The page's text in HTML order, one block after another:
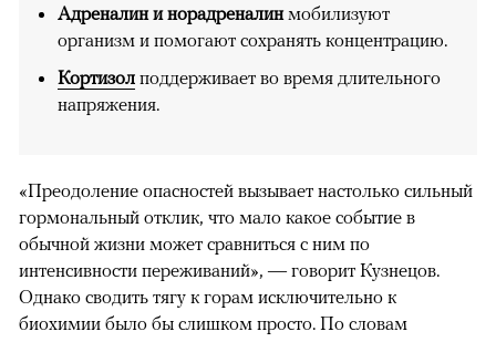
Адреналин и норадреналинмобилизуют
организм и помогают сохранять концентрацию.
Кортизол поддерживает во время длительного
напряжения.
«Преодоление опасностей вызывает настолько сильный
гормональный отклик, что мало какое событие в
обычной жизни может сравниться с ним по
интенсивности переживаний», — говорит Кузнецов.
Однако сводить тягу к горам исключительно к
биохимии было бы слишком просто. По словам